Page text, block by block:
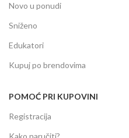
Novo u ponudi
Sniženo
Edukatori
Kupuj po brendovima
POMOĆ PRI KUPOVINI
Registracija
Kako naručiti?